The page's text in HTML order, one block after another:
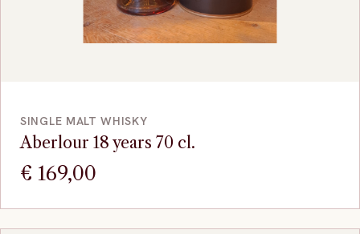
SINGLE MALT WHISKY
Aberlour 18 years 70 cl.
€ 169,00